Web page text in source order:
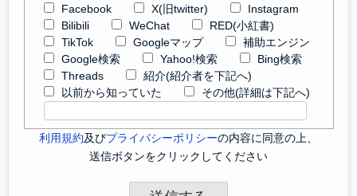
Facebook
X(旧twitter)
Instagram
Bilibili
WeChat
RED(小紅書)
TikTok
Googleマップ
補助エンジン
Google検索
Yahoo!検索
Bing検索
Threads
紹介(紹介者を下記へ)
以前から知っていた
その他(詳細は下記へ)
利用規約及びプライバシーポリシーの内容に同意の上、
送信ボタンをクリックしてください